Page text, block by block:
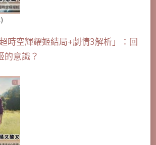
時空輝耀姬結局+劇情3解析」：回
的意識？